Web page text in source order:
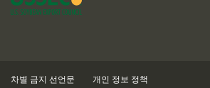
차별 금지 선언문 개인 정보 정책